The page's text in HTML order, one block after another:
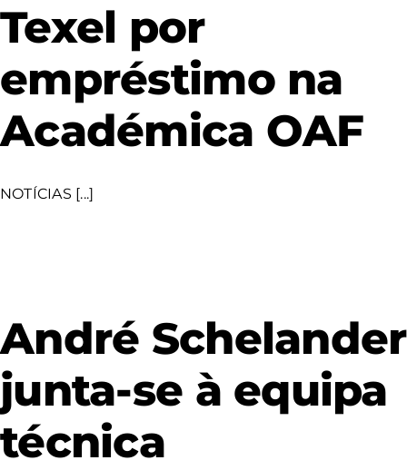
Texel por
empréstimo na
Académica OAF
NOTÍCIAS [...]
André Schelander
junta-se à equipa
técnica